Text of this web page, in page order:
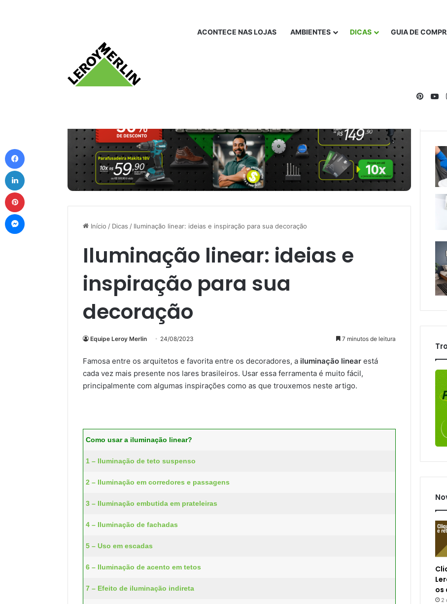
ACONTECE NAS LOJAS AMBIENTES DICAS GUIA DE
Início / Dicas / Iluminação linear: ideias e inspiração para sua decoração
Iluminação linear: ideias e
inspiração para sua
decoração
Equipe Leroy Merlin 24/08/2023 7 minutos de leitura
Famosa entre os arquitetos e favorita entre os decoradores, a iluminação linear está
cada vez mais presente nos lares brasileiros. Usar essa ferramenta é muito fácil,
principalmente com algumas inspirações como as que trouxemos neste artigo.
Como usar a iluminação linear?
1 – Iluminação de teto suspenso
2 – Iluminação em corredores e passagens
3 – Iluminação embutida em prateleiras
4 – Iluminação de fachadas
5 – Uso em escadas
6 – Iluminação de acento em tetos
7 – Efeito de iluminação indireta
os
2